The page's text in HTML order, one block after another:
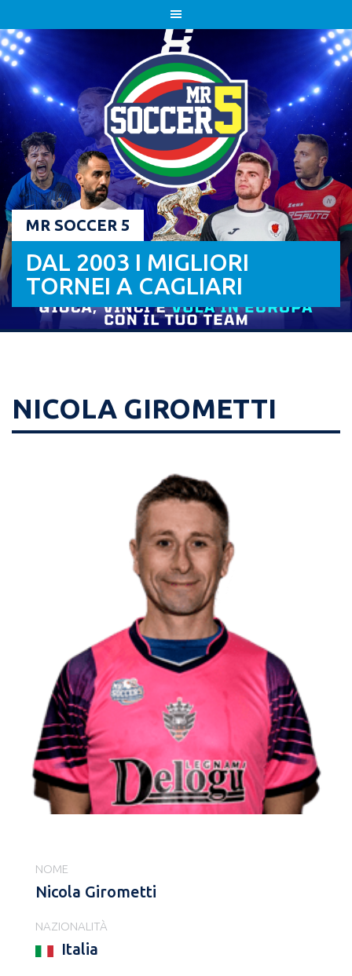
to
content
MR SOCCER 5
DAL 2003 I MIGLIORI
TORNEI A CAGLIARI
NICOLA GIROMETTI
NOME
Nicola Girometti
NAZIONALITÀ
Italia